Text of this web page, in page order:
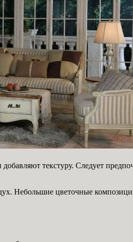
текстуру. Следует
Небольшие цветочные